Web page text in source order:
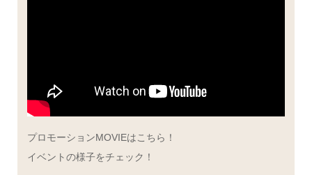
プロモーションMOVIEはこちら！
イベントの様子をチェック！